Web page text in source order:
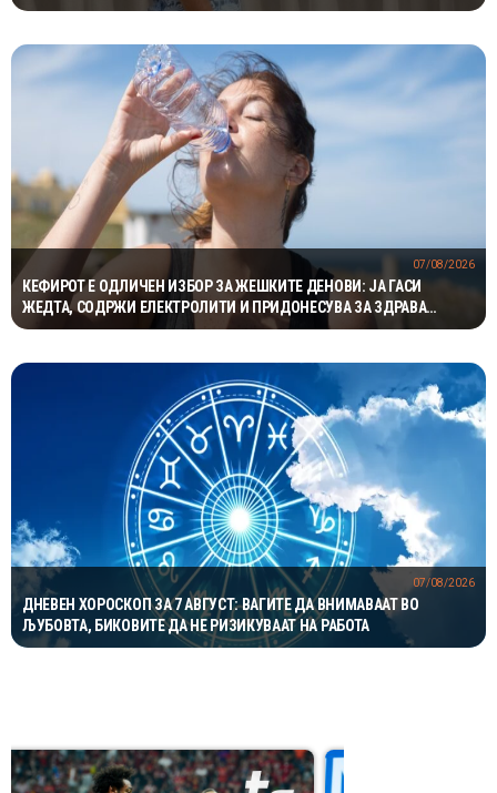
КЕФИРОТ Е ОДЛИЧЕН ИЗБОР ЗА ЖЕШКИТЕ ДЕНОВИ: ЈА ГАСИ
ЖЕДТА, СОДРЖИ ЕЛЕКТРОЛИТИ И ПРИДОНЕСУВА ЗА ЗДРАВА
ДИГЕСТИЈА
07/08/2026
ДНЕВЕН ХОРОСКОП ЗА 7 АВГУСТ: ВАГИТЕ ДА ВНИМАВААТ ВО
ЉУБОВТА, БИКОВИТЕ ДА НЕ РИЗИКУВААТ НА РАБОТА
07/08/2026